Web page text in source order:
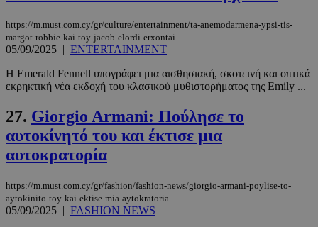
https://m.must.com.cy/gr/culture/entertainment/ta-anemodarmena-ypsi-tis-
margot-robbie-kai-toy-jacob-elordi-erxontai
05/09/2025 | ENTERTAINMENT
Η Emerald Fennell υπογράφει μια αισθησιακή, σκοτεινή και οπτικά
εκρηκτική νέα εκδοχή του κλασικού μυθιστορήματος της Emily ...
27. Giorgio Armani: Πούλησε το
αυτοκίνητό του και έκτισε μια
αυτοκρατορία
https://m.must.com.cy/gr/fashion/fashion-news/giorgio-armani-poylise-to-
aytokinito-toy-kai-ektise-mia-aytokratoria
05/09/2025 | FASHION NEWS